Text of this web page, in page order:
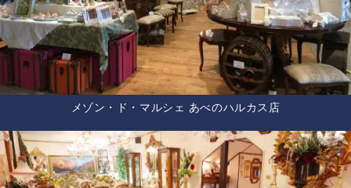
メゾン・ド・マルシェ あべのハルカス店